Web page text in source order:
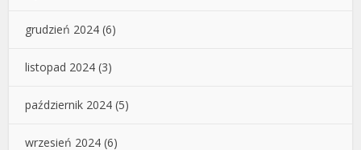
grudzień 2024 (6)
listopad 2024 (3)
październik 2024 (5)
wrzesień 2024 (6)